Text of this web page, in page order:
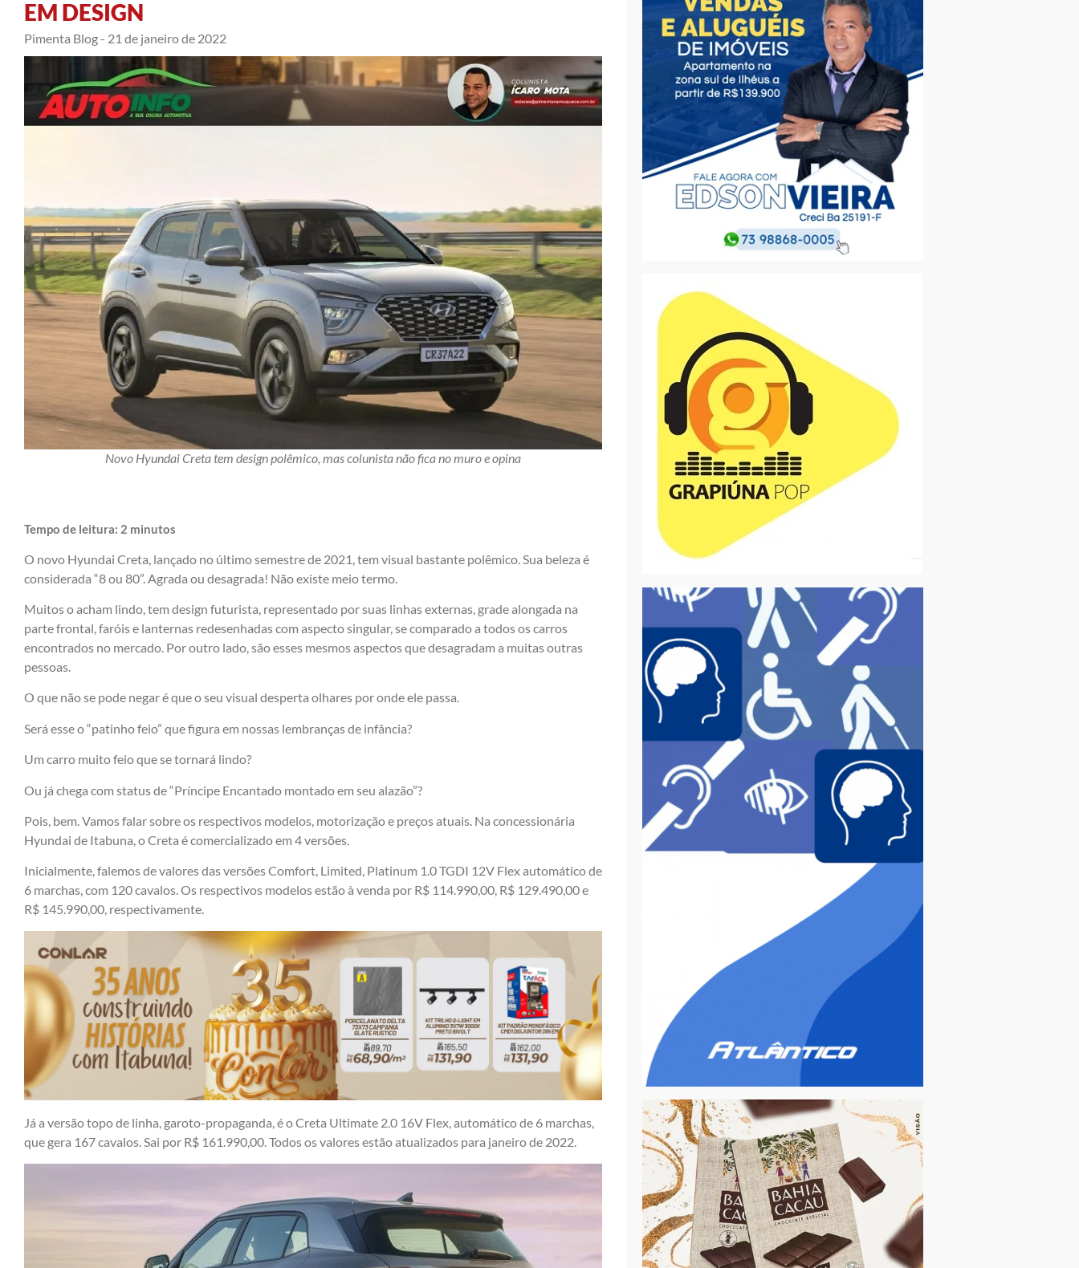
EM DESIGN
Pimenta Blog - 21 de janeiro de 2022
Novo Hyundai Creta tem design polêmico, mas colunista não fica no muro e opina
Tempo de leitura: 2 minutos
O novo Hyundai Creta, lançado no último semestre de 2021, tem visual bastante polêmico. Sua beleza é
considerada “8 ou 80”. Agrada ou desagrada! Não existe meio termo.
Muitos o acham lindo, tem design futurista, representado por suas linhas externas, grade alongada na
parte frontal, faróis e lanternas redesenhadas com aspecto singular, se comparado a todos os carros
encontrados no mercado. Por outro lado, são esses mesmos aspectos que desagradam a muitas outras
pessoas.
O que não se pode negar é que o seu visual desperta olhares por onde ele passa.
Será esse o “patinho feio” que figura em nossas lembranças de infância?
Um carro muito feio que se tornará lindo?
Ou já chega com status de “Príncipe Encantado montado em seu alazão”?
Pois, bem. Vamos falar sobre os respectivos modelos, motorização e preços atuais. Na concessionária
Hyundai de Itabuna, o Creta é comercializado em 4 versões.
Inicialmente, falemos de valores das versões Comfort, Limited, Platinum 1.0 TGDI 12V Flex automático de
6 marchas, com 120 cavalos. Os respectivos modelos estão à venda por R$ 114.990,00, R$ 129.490,00 e
R$ 145.990,00, respectivamente.
Já a versão topo de linha, garoto-propaganda, é o Creta Ultimate 2.0 16V Flex, automático de 6 marchas,
que gera 167 cavalos. Sai por R$ 161.990,00. Todos os valores estão atualizados para janeiro de 2022.